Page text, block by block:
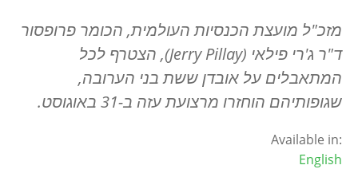
מזכ"ל מועצת הכנסיות העולמית, הכומר פרופסור
ד"ר ג'רי פילאי (Jerry Pillay), הצטרף לכל
המתאבלים על אובדן ששת בני הערובה,
שגופותיהם הוחזרו מרצועת עזה ב-31 באוגוסט.
Available in:
English